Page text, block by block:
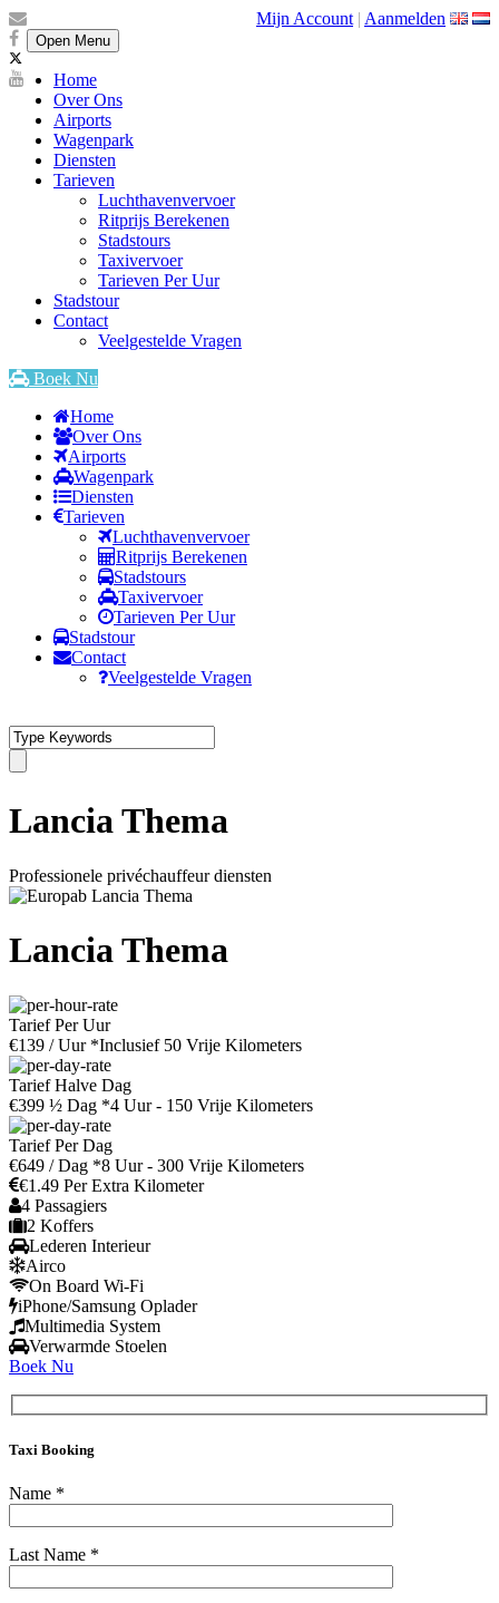
Mijn Account | Aanmelden
Open Menu
Home
Over Ons
Airports
Wagenpark
Diensten
Tarieven
Luchthavenvervoer
Ritprijs Berekenen
Stadstours
Taxivervoer
Tarieven Per Uur
Stadstour
Contact
Veelgestelde Vragen
Boek Nu
Home
Over Ons
Airports
Wagenpark
Diensten
Tarieven
Luchthavenvervoer
Ritprijs Berekenen
Stadstours
Taxivervoer
Tarieven Per Uur
Stadstour
Contact
Veelgestelde Vragen
Lancia Thema
Professionele privéchauffeur diensten
Lancia Thema
Tarief Per Uur
€139 / Uur *Inclusief 50 Vrije Kilometers
Tarief Halve Dag
€399 ½ Dag *4 Uur - 150 Vrije Kilometers
Tarief Per Dag
€649 / Dag *8 Uur - 300 Vrije Kilometers
€1.49 Per Extra Kilometer
4 Passagiers
2 Koffers
Lederen Interieur
Airco
On Board Wi-Fi
iPhone/Samsung Oplader
Multimedia System
Verwarmde Stoelen
Boek Nu
Taxi Booking
Name *
Last Name *